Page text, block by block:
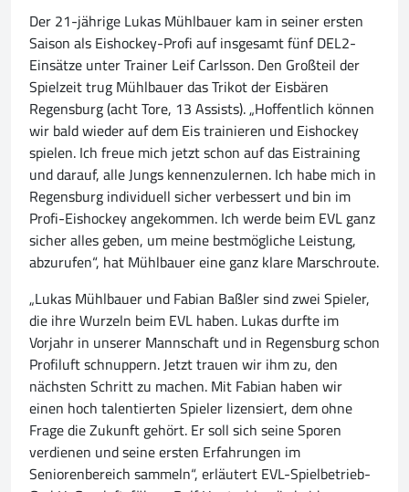
Der 21-jährige Lukas Mühlbauer kam in seiner ersten
Saison als Eishockey-Profi auf insgesamt fünf DEL2-
Einsätze unter Trainer Leif Carlsson. Den Großteil der
Spielzeit trug Mühlbauer das Trikot der Eisbären
Regensburg (acht Tore, 13 Assists). „Hoffentlich können
wir bald wieder auf dem Eis trainieren und Eishockey
spielen. Ich freue mich jetzt schon auf das Eistraining
und darauf, alle Jungs kennenzulernen. Ich habe mich in
Regensburg individuell sicher verbessert und bin im
Profi-Eishockey angekommen. Ich werde beim EVL ganz
sicher alles geben, um meine bestmögliche Leistung,
abzurufen“, hat Mühlbauer eine ganz klare Marschroute.
„Lukas Mühlbauer und Fabian Baßler sind zwei Spieler,
die ihre Wurzeln beim EVL haben. Lukas durfte im
Vorjahr in unserer Mannschaft und in Regensburg schon
Profiluft schnuppern. Jetzt trauen wir ihm zu, den
nächsten Schritt zu machen. Mit Fabian haben wir
einen hoch talentierten Spieler lizensiert, dem ohne
Frage die Zukunft gehört. Er soll sich seine Sporen
verdienen und seine ersten Erfahrungen im
Seniorenbereich sammeln“, erläutert EVL-Spielbetrieb-